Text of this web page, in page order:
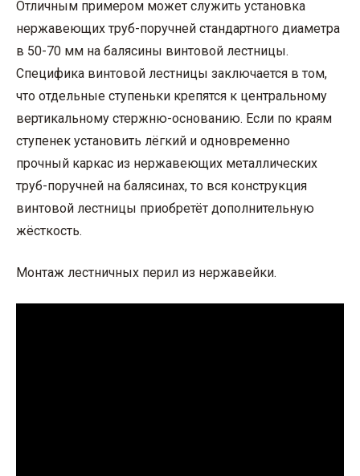
Отличным примером может служить установка
нержавеющих труб-поручней стандартного диаметра
в 50-70 мм на балясины винтовой лестницы.
Специфика винтовой лестницы заключается в том,
что отдельные ступеньки крепятся к центральному
вертикальному стержню-основанию. Если по краям
ступенек установить лёгкий и одновременно
прочный каркас из нержавеющих металлических
труб-поручней на балясинах, то вся конструкция
винтовой лестницы приобретёт дополнительную
жёсткость.
Монтаж лестничных перил из нержавейки.